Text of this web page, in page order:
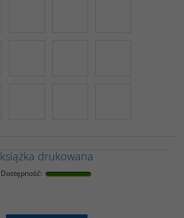
książka drukowana
Dostępność: